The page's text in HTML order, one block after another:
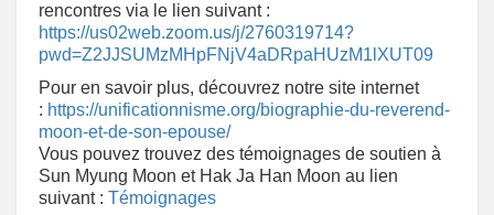
rencontres via le lien suivant :
https://us02web.zoom.us/j/2760319714?
pwd=Z2JJSUMzMHpFNjV4aDRpaHUzM1lXUT09
Pour en savoir plus, découvrez notre site internet
: https://unificationnisme.org/biographie-du-reverend-
moon-et-de-son-epouse/
Vous pouvez trouvez des témoignages de soutien à
Sun Myung Moon et Hak Ja Han Moon au lien
suivant : Témoignages